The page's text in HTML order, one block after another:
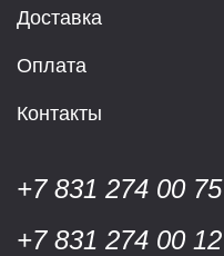
Доставка
Оплата
Контакты
+7 831 274 00 75
+7 831 274 00 12